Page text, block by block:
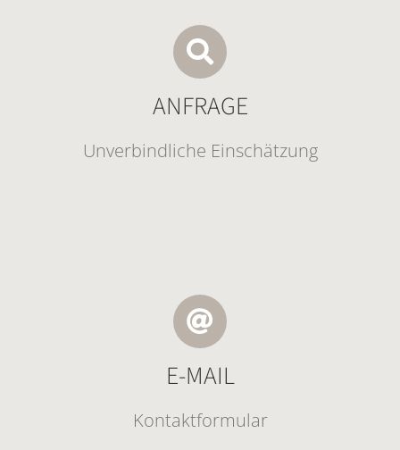
ANFRAGE
Unverbindliche Einschätzung
E-MAIL
Kontaktformular